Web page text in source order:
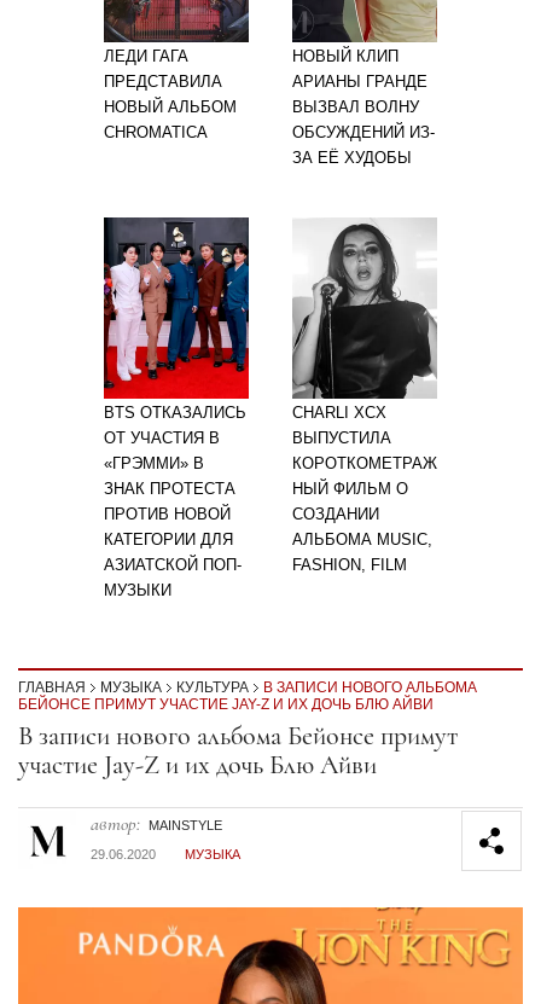
ЛЕДИ ГАГА
ПРЕДСТАВИЛА
НОВЫЙ АЛЬБОМ
CHROMATICA
НОВЫЙ КЛИП
АРИАНЫ ГРАНДЕ
ВЫЗВАЛ ВОЛНУ
ОБСУЖДЕНИЙ ИЗ-
ЗА ЕЁ ХУДОБЫ
BTS ОТКАЗАЛИСЬ
ОТ УЧАСТИЯ В
«ГРЭММИ» В
ЗНАК ПРОТЕСТА
ПРОТИВ НОВОЙ
КАТЕГОРИИ ДЛЯ
АЗИАТСКОЙ ПОП-
МУЗЫКИ
CHARLI XCX
ВЫПУСТИЛА
КОРОТКОМЕТРАЖ
НЫЙ ФИЛЬМ О
СОЗДАНИИ
АЛЬБОМА MUSIC,
FASHION, FILM
ГЛАВНАЯ МУЗЫКА КУЛЬТУРА
В ЗАПИСИ НОВОГО АЛЬБОМА
БЕЙОНСЕ ПРИМУТ УЧАСТИЕ JAY-Z И ИХ ДОЧЬ БЛЮ АЙВИ
Секция статей
В записи нового альбома Бейонсе примут
участие Jay-Z и их дочь Блю Айви
автор:
MAINSTYLE
29.06.2020
МУЗЫКА